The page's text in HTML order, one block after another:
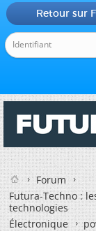
Retour sur
Forum
Futura-Techno :
technologies
Électronique